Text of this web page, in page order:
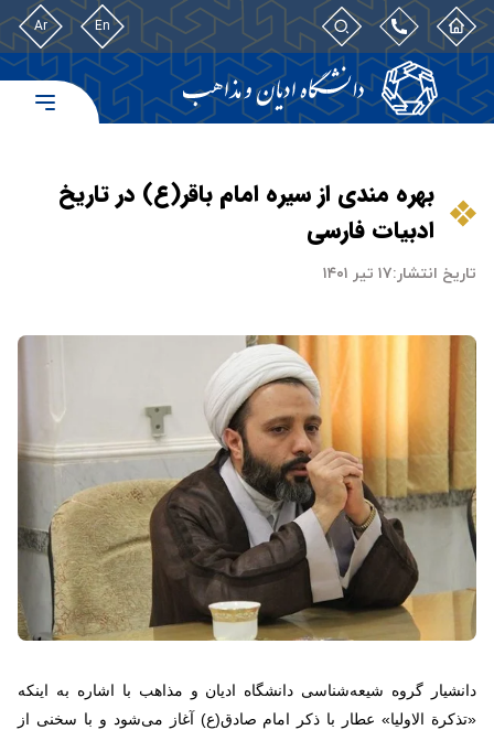
En
Ar
بهره مندی از سیره امام باقر(ع) در تاریخ
ادبیات فارسی
تاریخ انتشار:۱۷ تیر ۱۴۰۱
دانشیار گروه شیعه‌شناسی دانشگاه ادیان و مذاهب با اشاره به اینکه
«تذکرة الاولیا» عطار با ذکر امام صادق(ع) آغاز می‌شود و با سخنی از